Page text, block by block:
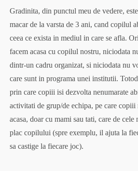
Gradinita, din punctul meu de vedere,
macar de la varsta de 3 ani, cand copilul
ceea ce exista in mediul in care se afla.
facem acasa cu copilul nostru, niciodata
dintr-un cadru organizat, si niciodata nu
care sunt in programa unei institutii.
prin care copiii isi dezvolta nenumarate
activitati de grup/de echipa, pe care copiii
acasa, doar cu mami sau tati, care de
plac copilului (spre exemplu, il ajuta la
sa castige la fiecare joc).